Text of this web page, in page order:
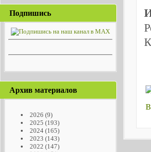
Подпишись
Архив материалов
2026 (9)
2025 (193)
2024(165)
2023 (143)
2022 (147)